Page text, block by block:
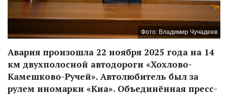
Фото: Владимир Чучадеев
Авария произошла 22 ноября 2025 года на 14
км двухполосной автодороги «Хохлово-
Камешково-Ручей». Автолюбитель был за
рулем иномарки «Киа». Объединённая пресс-